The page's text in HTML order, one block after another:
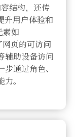
结构，还传
升用户体验和
如
页的可访问
辅助设备访问
通过角色、
。